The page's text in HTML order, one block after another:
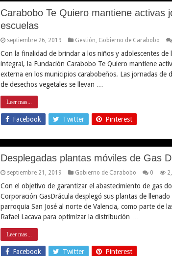
Carabobo Te Quiero mantiene activas
escuelas
septiembre 26, 2019 Gestión Gobierno de Carabobo
Con la finalidad de brindar a los niños y adolescentes
integral, la Fundación Carabobo Te Quiero mantiene
externa en los municipios carabobeños. Las jornadas de
de desechos vegetales se llevan …
Leer mas...
Facebook Twitter Pinterest
Desplegadas plantas móviles de Gas
septiembre 21, 2019 Gobierno de Carabobo 0
Con el objetivo de garantizar el abastecimiento de gas
Corporación GasDrácula desplegó sus plantas de
parroquia San José al norte de Valencia, como parte de
Rafael Lacava para optimizar la distribución …
Leer mas...
Facebook Twitter Pinterest